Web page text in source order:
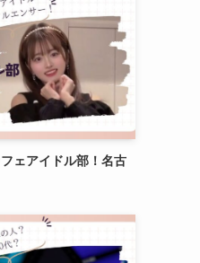
ェアイドル部！名古